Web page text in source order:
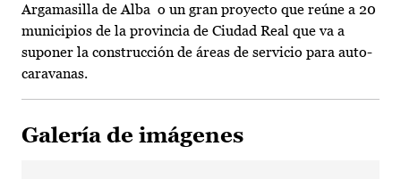
Argamasilla de Alba o un gran proyecto que reúne a 20
municipios de la provincia de Ciudad Real que va a
suponer la construcción de áreas de servicio para auto-
caravanas.
Galería de imágenes